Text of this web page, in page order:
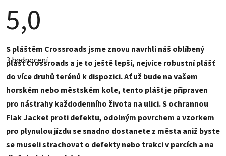
5,0
Průměrné
hodnocení
produktu
je
5,0
z
5
hvězdiček.
3 hodnocení
S pláštěm Crossroads jsme znovu navrhli náš oblíbený
plášť Crossroads a je to ještě lepší, nejvíce robustní plášť
do více druhů terénů k dispozici. Ať už bude na vašem
horském nebo městském kole, tento plášť je připraven
pro nástrahy každodenního života na ulici. S ochrannou
Flak Jacket proti defektu, odolným povrchem a vzorkem
pro plynulou jízdu se snadno dostanete z města aniž byste
se museli strachovat o defekty nebo trakci v parcích a na